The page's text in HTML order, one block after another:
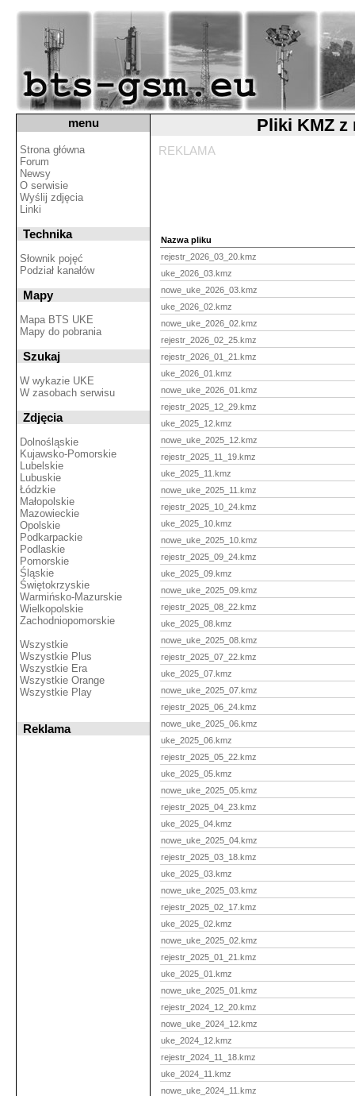
Pliki KMZ z
REKLAMA
Nazwa pliku
rejestr_2026_03_20.kmz
uke_2026_03.kmz
nowe_uke_2026_03.kmz
uke_2026_02.kmz
nowe_uke_2026_02.kmz
rejestr_2026_02_25.kmz
rejestr_2026_01_21.kmz
uke_2026_01.kmz
nowe_uke_2026_01.kmz
rejestr_2025_12_29.kmz
uke_2025_12.kmz
nowe_uke_2025_12.kmz
rejestr_2025_11_19.kmz
uke_2025_11.kmz
nowe_uke_2025_11.kmz
rejestr_2025_10_24.kmz
uke_2025_10.kmz
nowe_uke_2025_10.kmz
rejestr_2025_09_24.kmz
uke_2025_09.kmz
nowe_uke_2025_09.kmz
rejestr_2025_08_22.kmz
uke_2025_08.kmz
nowe_uke_2025_08.kmz
rejestr_2025_07_22.kmz
uke_2025_07.kmz
nowe_uke_2025_07.kmz
rejestr_2025_06_24.kmz
nowe_uke_2025_06.kmz
uke_2025_06.kmz
rejestr_2025_05_22.kmz
uke_2025_05.kmz
nowe_uke_2025_05.kmz
rejestr_2025_04_23.kmz
uke_2025_04.kmz
nowe_uke_2025_04.kmz
rejestr_2025_03_18.kmz
uke_2025_03.kmz
nowe_uke_2025_03.kmz
rejestr_2025_02_17.kmz
uke_2025_02.kmz
nowe_uke_2025_02.kmz
rejestr_2025_01_21.kmz
uke_2025_01.kmz
nowe_uke_2025_01.kmz
rejestr_2024_12_20.kmz
nowe_uke_2024_12.kmz
uke_2024_12.kmz
rejestr_2024_11_18.kmz
uke_2024_11.kmz
nowe_uke_2024_11.kmz
menu
Strona główna
Forum
Newsy
O serwisie
Wyślij zdjęcia
Linki
Technika
Słownik pojęć
Podział kanałów
Mapy
Mapa BTS UKE
Mapy do pobrania
Szukaj
W wykazie UKE
W zasobach serwisu
Zdjęcia
Dolnośląskie
Kujawsko-Pomorskie
Lubelskie
Lubuskie
Łódzkie
Małopolskie
Mazowieckie
Opolskie
Podkarpackie
Podlaskie
Pomorskie
Śląskie
Świętokrzyskie
Warmińsko-Mazurskie
Wielkopolskie
Zachodniopomorskie
Wszystkie
Wszystkie Plus
Wszystkie Era
Wszystkie Orange
Wszystkie Play
Reklama